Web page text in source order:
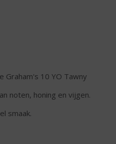
Graham's 10 YO Tawny
noten, honing en vijgen.
smaak.